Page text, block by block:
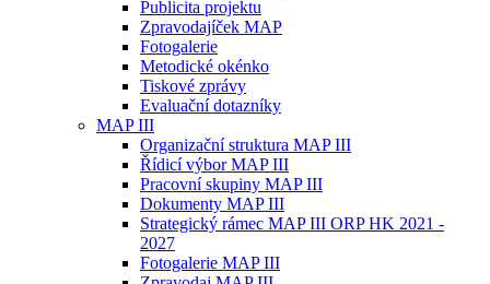
Publicita projektu
Zpravodajíček MAP
Fotogalerie
Metodické okénko
Tiskové zprávy
Evaluační dotazníky
MAP III
Organizační struktura MAP III
Řídicí výbor MAP III
Pracovní skupiny MAP III
Dokumenty MAP III
Strategický rámec MAP III ORP HK 2021 -
2027
Fotogalerie MAP III